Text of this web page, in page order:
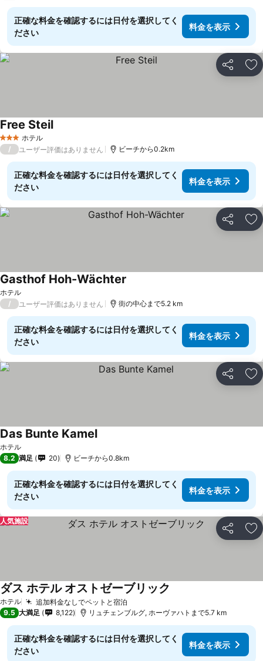
正確な料金を確認するには日付を選択してく
ださい
料金を表示
シェア お
3 ホテルのランク
ホテル
Free Steil
/ ユーザー評価はありません ビーチから0.2km
正確な料金を確認するには日付を選択してく
ださい
料金を表示
シェア お
ホテル
Gasthof Hoh-Wächter
/ ユーザー評価はありません 街の中心まで5.2 km
正確な料金を確認するには日付を選択してく
ださい
料金を表示
シェア お
ホテル
Das Bunte Kamel
8.2 満足 20 ビーチから0.8km
正確な料金を確認するには日付を選択してく
ださい
料金を表示
シェア お
人気施設
ホテル 追加料金なしでペットと宿泊
ダス ホテル オストゼーブリック
9.5 大満足 8,122 リュチェンブルグ, ホーヴァハトまで5.7 km
正確な料金を確認するには日付を選択してく
ださい
料金を表示